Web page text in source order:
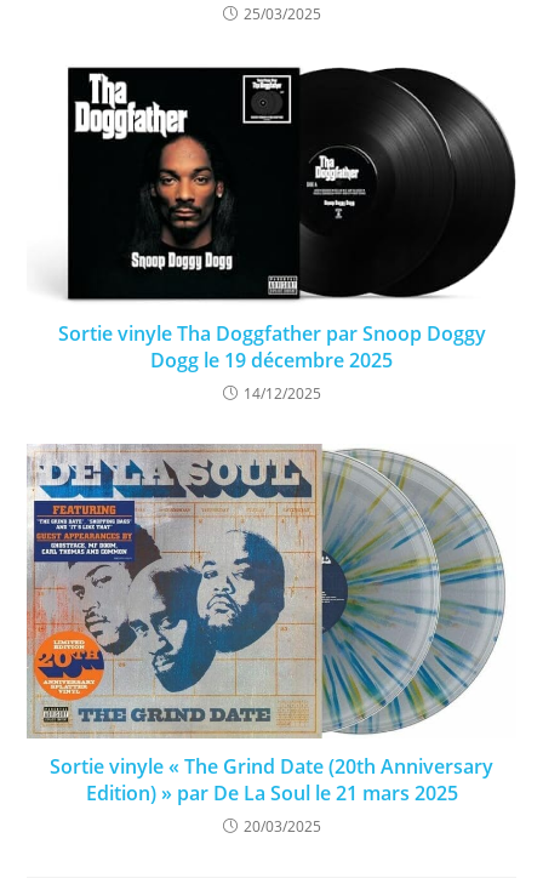
25/03/2025
Sortie vinyle Tha Doggfather par Snoop Doggy
Dogg le 19 décembre 2025
14/12/2025
Sortie vinyle « The Grind Date (20th Anniversary
Edition) » par De La Soul le 21 mars 2025
20/03/2025